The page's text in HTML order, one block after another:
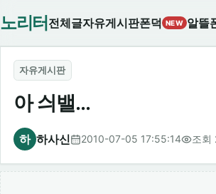
노리터 전체글자유게시판폰덕 NEW 알뜰
자유게시판
아 싀밸...
하 하사신 2010-07-05 17:55:14 조회